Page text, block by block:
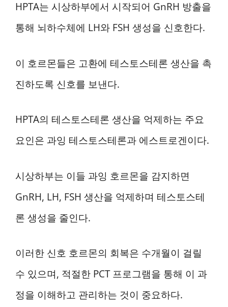
HPTA는 시상하부에서 시작되어 GnRH 방출을
통해 뇌하수체에 LH와 FSH 생성을 신호한다.
이 호르몬들은 고환에 테스토스테론 생산을 촉
진하도록 신호를 보낸다.
HPTA의 테스토스테론 생산을 억제하는 주요
요인은 과잉 테스토스테론과 에스트로겐이다.
시상하부는 이들 과잉 호르몬을 감지하면
GnRH, LH, FSH 생산을 억제하며 테스토스테
론 생성을 줄인다.
이러한 신호 호르몬의 회복은 수개월이 걸릴
수 있으며, 적절한 PCT 프로그램을 통해 이 과
정을 이해하고 관리하는 것이 중요하다.